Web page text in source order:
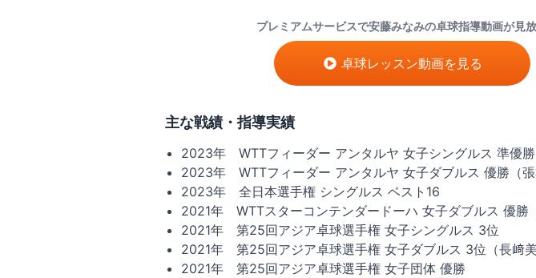
プレミアムサービスで安藤みなみの卓球指導動画が見
卓球レッスン動画を見る
主な戦績・指導実績
2023年 WTTフィーダー アンタルヤ 女子シングルス 準優勝
2023年 WTTフィーダー アンタルヤ 女子ダブルス 優勝（張
2023年 全日本選手権 シングルス ベスト16
2021年 WTTスターコンテンダードーハ 女子ダブルス 優勝
2021年 第25回アジア卓球選手権 女子シングルス 3位
2021年 第25回アジア卓球選手権 女子ダブルス 3位（長﨑美
2021年 第25回アジア卓球選手権 女子団体 優勝